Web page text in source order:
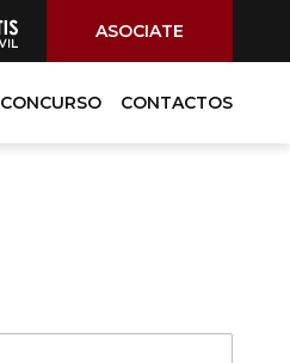
ASOCIATE
CONCURSO CONTACTOS